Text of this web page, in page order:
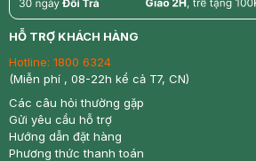
return nowfree
HỖ TRỢ KHÁCH HÀNG
Hotline: 1800 6324
(Miễn phí , 08-22h kể cả T7, CN)
Các câu hỏi thường gặp
Gửi yêu cầu hỗ trợ
Hướng dẫn đặt hàng
Phương thức thanh toán